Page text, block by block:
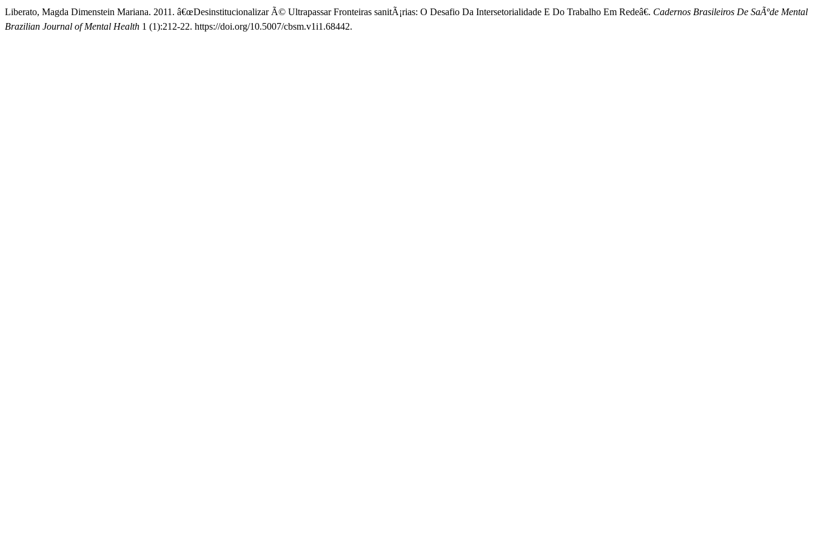
Liberato, Magda Dimenstein Mariana. 2011. â€œDesinstitucionalizar Ã© Ultrapassar Fronteiras sanitÃ¡rias: O Desafio Da Intersetorialidade E Do Trabalho Em Redeâ€. Cadernos Brasileiros De SaÃºde Mental
Brazilian Journal of Mental Health 1 (1):212-22. https://doi.org/10.5007/cbsm.v1i1.68442.